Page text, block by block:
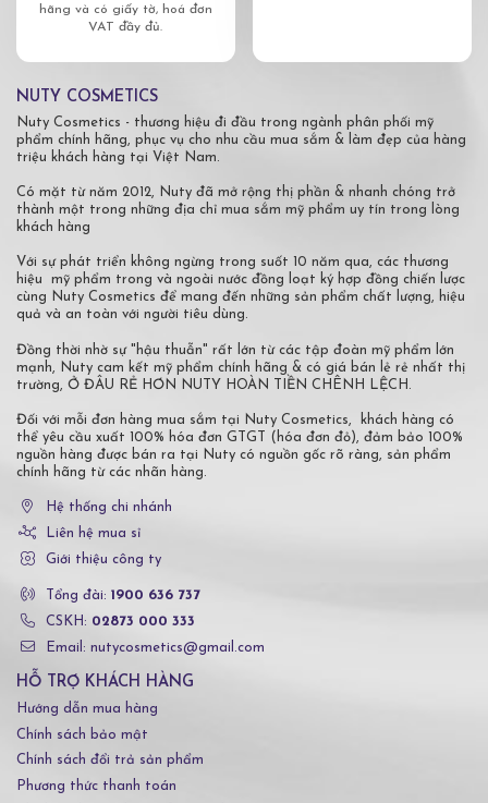
hãng và có giấy tờ, hoá đơn
VAT đầy đủ.
NUTY COSMETICS
Nuty Cosmetics - thương hiệu đi đầu trong ngành phân phối mỹ
phẩm chính hãng, phục vụ cho nhu cầu mua sắm & làm đẹp của hàng
triệu khách hàng tại Việt Nam.
Có mặt từ năm 2012, Nuty đã mở rộng thị phần & nhanh chóng trở
thành một trong những địa chỉ mua sắm mỹ phẩm uy tín trong lòng
khách hàng
Với sự phát triển không ngừng trong suốt 10 năm qua, các thương
hiệu mỹ phẩm trong và ngoài nước đồng loạt ký hợp đồng chiến lược
cùng Nuty Cosmetics để mang đến những sản phẩm chất lượng, hiệu
quả và an toàn với người tiêu dùng.
Đồng thời nhờ sự "hậu thuẫn" rất lớn từ các tập đoàn mỹ phẩm lớn
mạnh, Nuty cam kết mỹ phẩm chính hãng & có giá bán lẻ rẻ nhất thị
trường, Ở ĐÂU RẺ HƠN NUTY HOÀN TIỀN CHÊNH LỆCH.
Đối với mỗi đơn hàng mua sắm tại Nuty Cosmetics, khách hàng có
thể yêu cầu xuất 100% hóa đơn GTGT (hóa đơn đỏ), đảm bảo 100%
nguồn hàng được bán ra tại Nuty có nguồn gốc rõ ràng, sản phẩm
chính hãng từ các nhãn hàng.
Hệ thống chi nhánh
Liên hệ mua sỉ
Giới thiệu công ty
Tổng đài: 1900 636 737
CSKH: 02873 000 333
Email: nutycosmetics@gmail.com
HỖ TRỢ KHÁCH HÀNG
Hướng dẫn mua hàng
Chính sách bảo mật
Chính sách đổi trả sản phẩm
Phương thức thanh toán